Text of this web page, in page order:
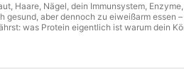
Haare, Nägel, dein Immunsystem,
aber dennoch zu eiweißarm essen
was Protein eigentlich ist warum dein
wie viel Protein für dich sinnvoll sein
ohne komplizierte Regeln“, dann ist mein
einfach in deinen Alltag integrierst – mit